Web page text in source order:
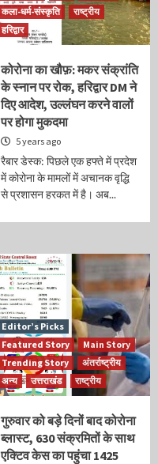
कला-धर्म-संस्कृति
राष्ट्रीय
हरिद्वार
कोरोना का खौफ़: मकर संक्रांति
के स्नान पर रोक, हरिद्वार DM ने
दिए आदेश, उल्लंघन करने वालों
पर होगा मुकदमा
5 years ago
रैबार डेस्क: पिछले एक हफ्ते में प्रदेश
में कोरोना के मामलों में अचानक वृद्धि
से प्रशासन हरकत में है। अब...
Editor’s Picks
Featured Story
Main Story
Trending Story
अंतर्राष्ट्रीय
अन्य
उत्तराखंड राष्ट्रीय
गुरुवार को बड़े दिनों बाद कोरोना
ब्लास्ट, 630 संक्रमितों के साथ
एक्टिव केस का पहुंचा 1425